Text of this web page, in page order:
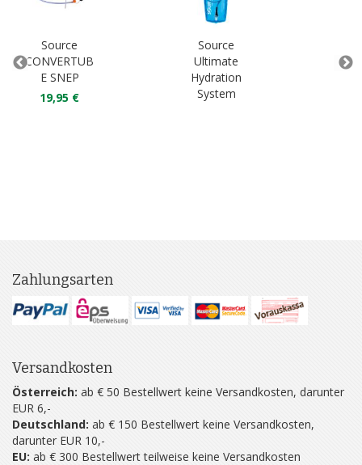
Source
CONVERTUB
E SNEP
19,95 €
Source
Ultimate
Hydration
System
Zahlungsarten
Versandkosten
Österreich: ab € 50 Bestellwert keine Versandkosten, darunter
EUR 6,-
Deutschland: ab € 150 Bestellwert keine Versandkosten,
darunter EUR 10,-
EU: ab € 300 Bestellwert teilweise keine Versandkosten